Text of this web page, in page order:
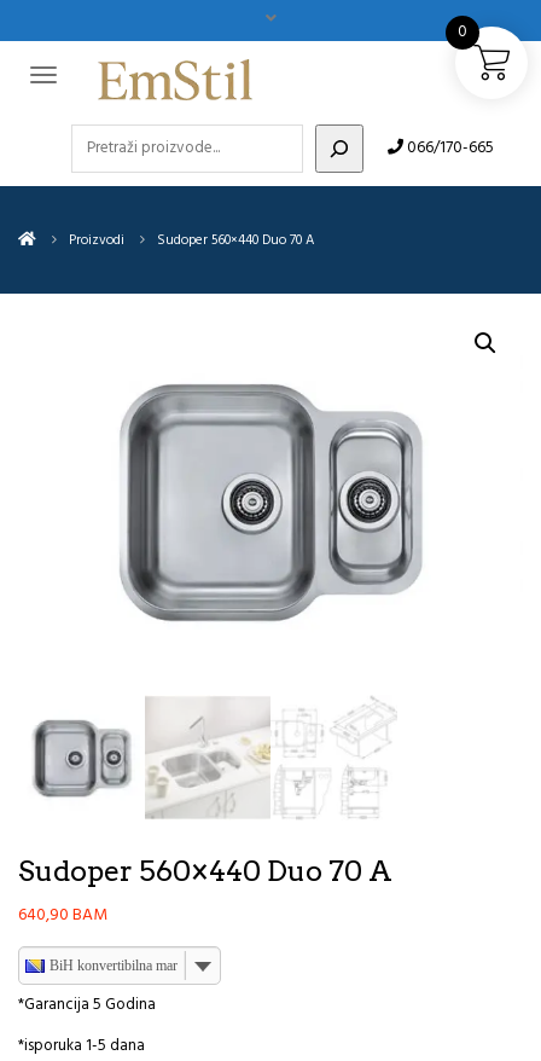
066/170-665
Proizvodi Sudoper 560×440 Duo 70 A
Sudoper 560×440 Duo 70 A
640,90BAM
BiH konvertibilna marka
*Garancija 5 Godina
*isporuka 1-5 dana
0